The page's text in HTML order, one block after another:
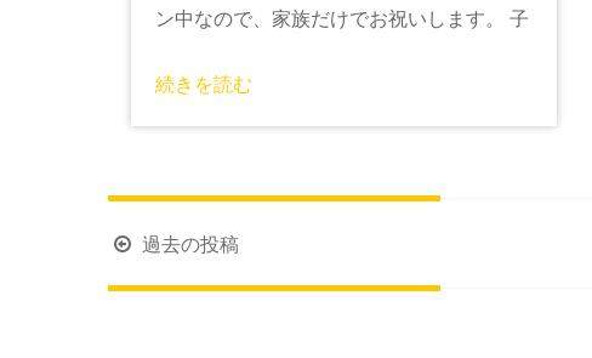
ン中なので、家族だけでお祝いします。 子
続きを読む
投
稿
過去の投稿